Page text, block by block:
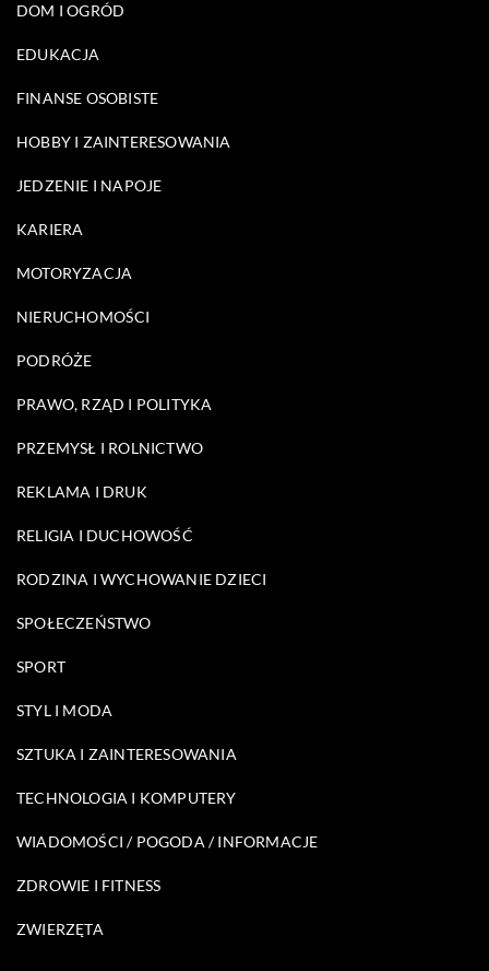
DOM I OGRÓD
EDUKACJA
FINANSE OSOBISTE
HOBBY I ZAINTERESOWANIA
JEDZENIE I NAPOJE
KARIERA
MOTORYZACJA
NIERUCHOMOŚCI
PODRÓŻE
PRAWO, RZĄD I POLITYKA
PRZEMYSŁ I ROLNICTWO
REKLAMA I DRUK
RELIGIA I DUCHOWOŚĆ
RODZINA I WYCHOWANIE DZIECI
SPOŁECZEŃSTWO
SPORT
STYL I MODA
SZTUKA I ZAINTERESOWANIA
TECHNOLOGIA I KOMPUTERY
WIADOMOŚCI / POGODA / INFORMACJE
ZDROWIE I FITNESS
ZWIERZĘTA